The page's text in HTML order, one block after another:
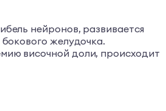
нейронов, развивается
желудочка.
височной доли, происходит